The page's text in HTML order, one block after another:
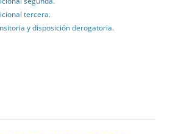
tercera.
y disposición derogatoria.